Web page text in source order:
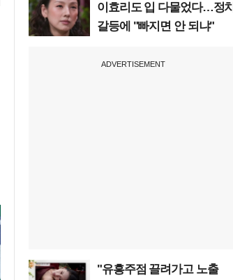
이효리도 입 다물었다…정치
갈등에 "빠지면 안 되냐"
ADVERTISEMENT
"유흥주점 끌려가고 노출